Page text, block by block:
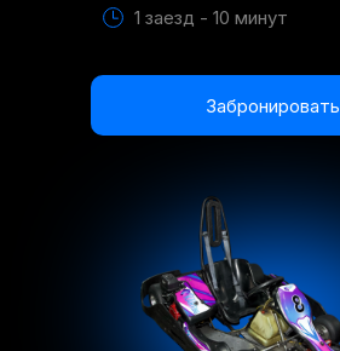
1 заезд - 10 минут
Забронировать